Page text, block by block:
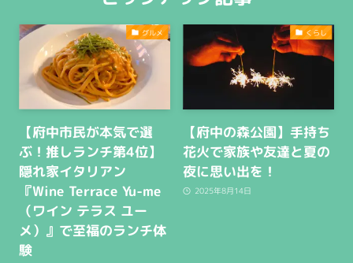
グルメ
【府中市民が本気で選
ぶ！推しランチ第4位】
隠れ家イタリアン
『Wine Terrace Yu-me
（ワイン テラス ユー
メ）』で至福のランチ体
験
くらし
【府中の森公園】手持ち
花火で家族や友達と夏の
夜に思い出を！
2025年8月14日